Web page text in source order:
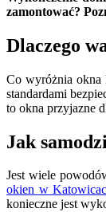
zamontować?
Dlaczego
Co wyróżnia okna
standardami
to okna przyjazne
Jak
Jest wiele
okien w
konieczne jest